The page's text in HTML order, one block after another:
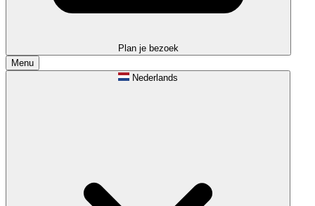
Plan je bezoek
Menu
Nederlands